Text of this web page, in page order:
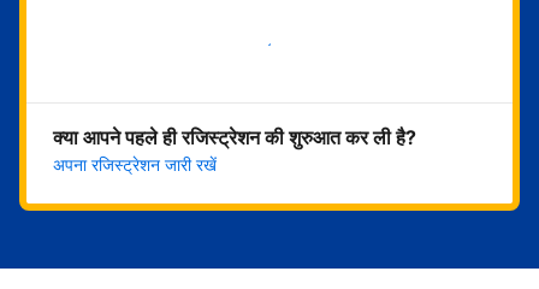
अभी शुरू करें
क्या आपने पहले ही रजिस्ट्रेशन की शुरुआत कर ली है?
अपना रजिस्ट्रेशन जारी रखें